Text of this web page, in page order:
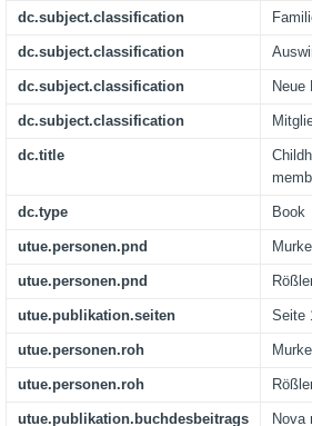
dc.subject.classification
dc.subject.classification
dc.subject.classification Neue
dc.subject.classification
dc.title
dc.type Book
utue.personen.pnd
utue.personen.pnd
utue.publikation.seiten Seite
utue.personen.roh
utue.personen.roh
utue.publikation.buchdesbeitrags Nova